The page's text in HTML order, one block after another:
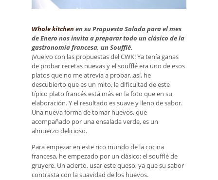
Whole kitchenen su Propuesta Salada para el mes
de Enero nos invita a preparar todo un clásico de la
gastronomía francesa, un Soufflé.
¡Vuelvo con las propuestas del CWK! Ya tenía ganas
de probar recetas nuevas y el soufflé era uno de esos
platos que no me atrevía a probar..así, he
descubierto que es un mito, la dificultad de este
típico plato francés está más en la foto que en su
elaboración. Y el resultado es suave y lleno de sabor.
Una nueva forma de tomar huevos, que
acompañado por una ensalada verde, es un
almuerzo delicioso.
Para empezar en este rico mundo de la cocina
francesa, he empezado por un clásico: el soufflé de
gruyere. Un acierto, usar este queso, ya que su sabor
contrasta con la suavidad de los huevos.